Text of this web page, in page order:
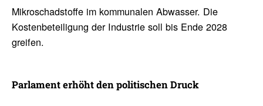
Mikroschadstoffe im kommunalen Abwasser. Die
Kostenbeteiligung der Industrie soll bis Ende 2028
greifen.
Parla­ment erhöht den poli­ti­schen Druck